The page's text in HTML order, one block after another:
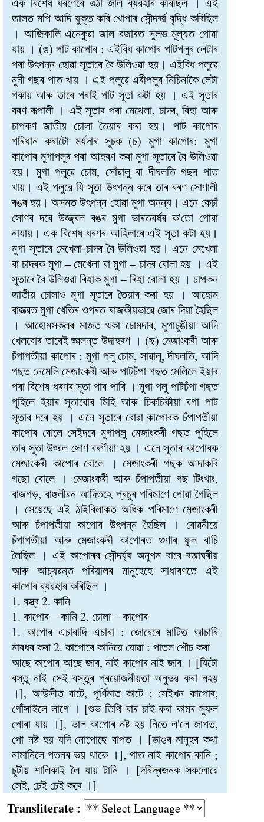
জালত মপি আদি যুক্ত কৰি খোপাৰ সৌন্দৰ্য্য় বৃদ্ধি কৰিছিল
। আজিকালি এনেকুৱা জাল বজাৰত সুলভ মূল্যত পোৱা
যায় । (ঙ) পাট কাপোৰ : এইবিধ কাপোৰ পাটপলুৰ লেটাৰ
পৰা উৎপন্ন হোৱা সূতাৰে বৈ উলিওৱা হয়। এইবিধ পলুৱে
নুনী গছৰ পাত খায় । এই পলুৱে এৰীপলুৰ নিচিনাকৈ লেটা
পকায় আৰু তাৰে পৰাই পাট সূতা কটা হয় । এই সূতাৰ
বৰণ ৰূপালী । এই সূতাৰ পৰা মেথেলা, চাদৰ, ৰিহা আৰু
চাপকণ জাতীয় চোলা তৈয়াৰ কৰা হয়। পাট কাপোৰ
পৰিধান কৰাটো মৰ্যদাৰ সূচক (চ) মুগা কাপোৰ: মুগা
কাপোৰ মুগাপলুৰ পৰা আহৰণ কৰা মুগা সূতাৰে বৈ উলিওৱা
হয়। মুগা পলুৱে চোম, সোঁৱালু বা দীঘলতি গছৰ পাত
খায়। এই পলুরে যি সূতা উৎপন্ন কৰে তাৰ বৰণ সোণালী
ৰঙৰ হয়। অসমত উৎপন্ন হোৱা মুগা অনন্য। এনে কেচাঁ
সোণৰ দৰে উজ্জ্বল ৰঙৰ মুগা ভাৰতবৰ্ষৰ ক'তো পোৱা
নাযায়। এক বিশেষ ধৰণৰ আহিলাৰে এই সূতা কটা হয়।
মুগা সূতাৰে মেখেলা-চাদৰ বৈ উলিওৱা হয়। এনে মেখেলা
বা চাদৰক মুগা – মেখেলা বা মুগা – চাদৰ বোলা হয় । এই
সূতাৰে বৈ উলিওৱা ৰিহাক মুগা – ৰিহা বোলা হয় । চাপকন
জাতীয় চোলাও মূগা সূতাৰে তৈয়াৰ কৰা হয় । আহোম
ৰাজত্ৱত মুগা খেতিৰ ওপৰত ৰাজকীয়ভাৱে জোৰ দিয়া হৈছিল
। আহোমসকলৰ মাজত থকা চোমদাৰ, মুগাচুঙীয়া আদি
খেলবোৰ তাৰেই জ্ৱলন্ত উদাহৰণ । (ছ) মেজাংকৰী আৰু
চঁপাপতীয়া কাপোৰ : মুগা পলু চোম, সাৱালু, দীঘলতি, আদি
গছত নেমেলি মেজাংকৰী আৰু পাটচঁপা গছত মেলিলে ইয়াৰ
পৰা বিশেষ ধৰণৰ সূতা পাব পাৰি । মুগা পলু পাটঢঁপা গছত
পুহিলে ইয়াৰ সূতাবোৰ মিহি আৰু চিকচিকীয়া বগা পাট
সূতাৰ দৰে হয় । এনে সূতাৰে বোৱা কাপোৰক চঁপাপতীয়া
কাপোৰ বোলে সেইদৰে মুগাপলু মেজাংকৰী গছত পুহিলে
তাৰ সূতা উজ্ৱল সোণ বৰণীয়া হয় । এনে সূতাৰ কাপোৰক
মেজাংকৰী কাপোৰ বোলে । মেজাংকৰী গছক আদাকৰি
গছো বোলে । মেজাংকৰী আৰু চঁপাপতীয়া গছ টিংখাং,
ৰাজগড়, ৰাঙলীৱন আদিতহে প্ৰচুৰ পৰিমাণে পোৱা গৈছিল
। সেয়েছে এই ঠাইবিলাকত অধিক পৰিমাণে মেজাংকৰী
আৰু চঁপাপতীয়া কাপোৰ উৎপন্ন হৈছিল । বোৱনীয়ে
চঁপাপতীয়া আৰু মেজাংকৰী কাপোৰত গুণাৰ ফুল বাচি
লৈছিল । এই কাপোৰৰ সৌন্দৰ্য্য অনুপম বাবে ৰজাঘৰীয়
আৰু আচ্যৱন্ত পৰিয়ালৰ মানুহেহে সাধাৰণতে এই
কাপোৰ ব্যৱহাৰ কৰিছিল ।
1. বস্ত্ৰ 2. কানি
1. কাপোৰ – কানি 2. চোলা – কাপোৰ
1. কাপোৰ এচাৰাদি এচাৰা : জোৰেৰে মাটিত আচাৰি
মাৰধৰ কৰা 2. কাপোৰে কানিয়ে যোৱা : পাতল শৌচ কৰা
আছে কাপোৰ আছে জাৰ, নাই কাপোৰ নাই জাৰ । [যিটো
বস্তু নাই সেই বস্তুৰ প্ৰয়োজনীয়তা অনুভৱ কৰা নহয়
।], আউসীত বাটে, পূৰ্ণিমাত কাটে ; সেইখন কাপোৰ,
গোঁসাইলে লাগে । [শুভ তিথি বাৰ চাই কৰা কামৰ সুফল
পোৰা যায় ।], ভাল কাপোৰ নষ্ট হয় নিতে ল'লে জাপত,
পো নষ্ট হয় যদি নোপোছে বাপত । [ডাঙৰ মানুহৰ কথা
নামানিলে পতনৰ ভয় থাকে ।], গাত নাই কাপোৰ কানি ;
চুটীয় শালিকাই লৈ যায় টানি । [দৰিদ্ৰজনক সকলোৱে
লেই, চেই চেই কৰে ।]
: